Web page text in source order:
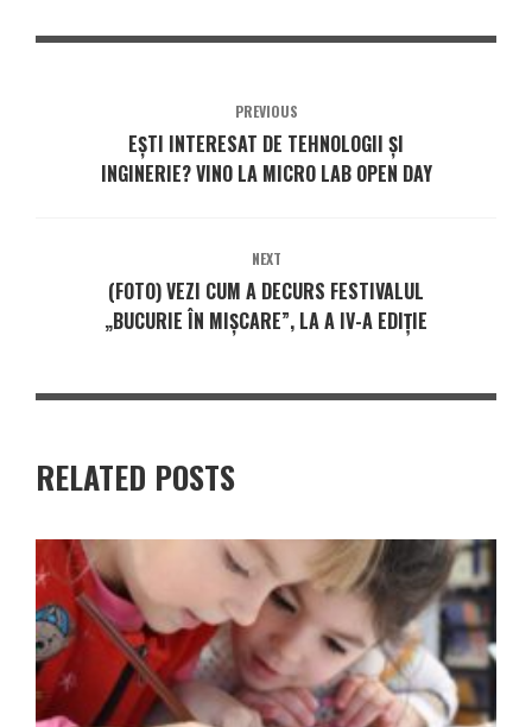
PREVIOUS
EȘTI INTERESAT DE TEHNOLOGII ȘI
INGINERIE? VINO LA MICRO LAB OPEN DAY
NEXT
(FOTO) VEZI CUM A DECURS FESTIVALUL
„BUCURIE ÎN MIȘCARE”, LA A IV-A EDIȚIE
RELATED POSTS